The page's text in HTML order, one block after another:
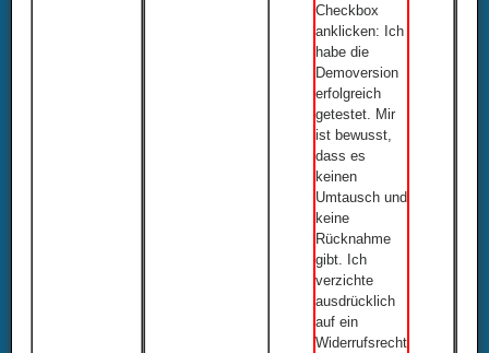
Checkbox
anklicken: Ich
habe die
Demoversion
erfolgreich
getestet. Mir
ist bewusst,
dass es
keinen
Umtausch und
keine
Rücknahme
gibt. Ich
verzichte
ausdrücklich
auf ein
Widerrufsrecht